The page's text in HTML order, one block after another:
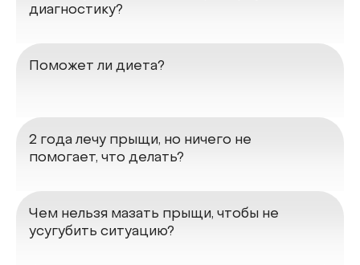
диагностику?
Поможет ли диета?
2 года лечу прыщи, но ничего не
помогает, что делать?
Чем нельзя мазать прыщи, чтобы не
усугубить ситуацию?